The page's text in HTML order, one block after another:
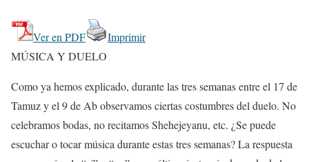
Ver en PDF
Imprimir
MÚSICA Y DUELO
Como ya hemos explicado, durante las tres semanas entre el 17 de
Tamuz y el 9 de Ab observamos ciertas costumbres del duelo. No
celebramos bodas, no recitamos Shehejeyanu, etc. ¿Se puede
escuchar o tocar música durante estas tres semanas? La respuesta